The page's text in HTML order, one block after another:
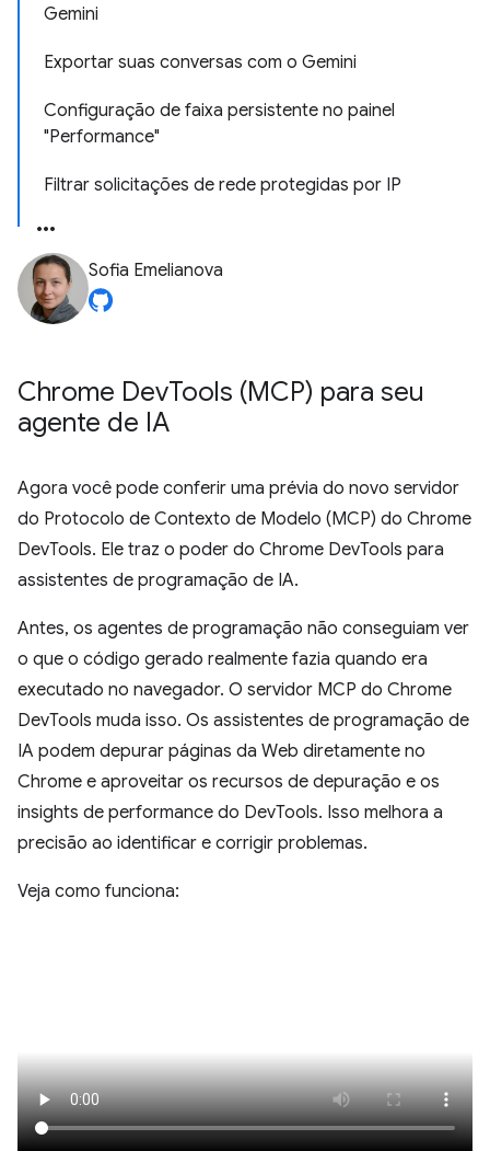
Gemini
Exportar suas conversas com o Gemini
Configuração de faixa persistente no painel
"Performance"
Filtrar solicitações de rede protegidas por IP
Sofia Emelianova
Chrome DevTools (MCP) para seu
agente de IA
Agora você pode conferir uma prévia do novo servidor
do Protocolo de Contexto de Modelo (MCP) do Chrome
DevTools. Ele traz o poder do Chrome DevTools para
assistentes de programação de IA.
Antes, os agentes de programação não conseguiam ver
o que o código gerado realmente fazia quando era
executado no navegador. O servidor MCP do Chrome
DevTools muda isso. Os assistentes de programação de
IA podem depurar páginas da Web diretamente no
Chrome e aproveitar os recursos de depuração e os
insights de performance do DevTools. Isso melhora a
precisão ao identificar e corrigir problemas.
Veja como funciona: